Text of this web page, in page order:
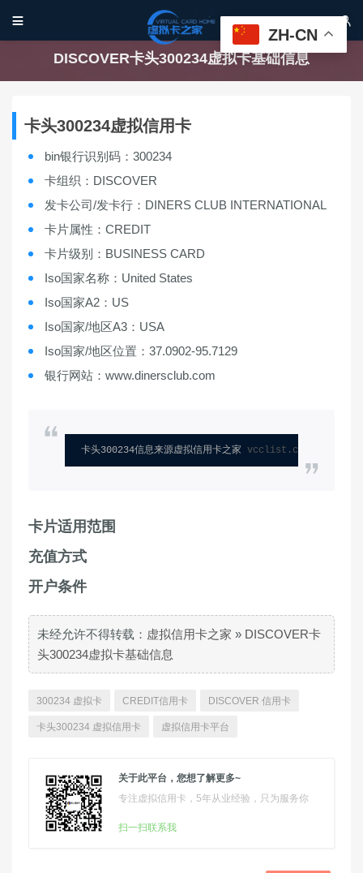
 
DISCOVER卡头300234虚拟卡基础信息
卡头300234虚拟信用卡
bin银行识别码：300234
卡组织：DISCOVER
发卡公司/发卡行：DINERS CLUB INTERNATIONAL
卡片属性：CREDIT
卡片级别：BUSINESS CARD
Iso国家名称：United States
Iso国家A2：US
Iso国家/地区A3：USA
Iso国家/地区位置：37.0902-95.7129
银行网站：www.dinersclub.com
卡头300234信息来源虚拟信用卡之家 vcclist.com
卡片适用范围
充值方式
开户条件
未经允许不得转载： 虚拟信用卡之家 » DISCOVER卡
头300234虚拟卡基础信息
300234 虚拟卡 CREDIT信用卡 DISCOVER 信用卡
卡头300234 虚拟信用卡 虚拟信用卡平台
关于此平台，您想了解更多~
专注虚拟信用卡，5年从业经验，只为服务你
扫一扫联系我
ZH-CN